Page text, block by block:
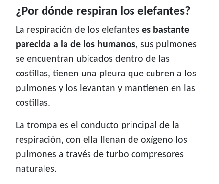
¿Por dónde respiran los elefantes?
La respiración de los elefantes es bastante
parecida a la de los humanos, sus pulmones
se encuentran ubicados dentro de las
costillas, tienen una pleura que cubren a los
pulmones y los levantan y mantienen en las
costillas.
La trompa es el conducto principal de la
respiración, con ella llenan de oxígeno los
pulmones a través de turbo compresores
naturales.